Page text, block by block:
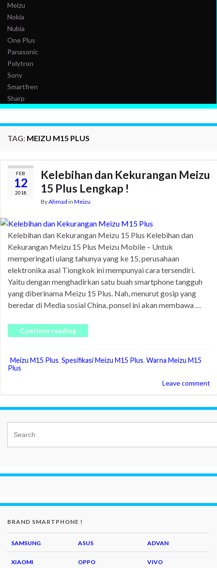
Meizu
Nokia
Nubia
One Plus
Panasonic
Polytron
Sony
Smartfren
Sharp
TAG: MEIZU M15 PLUS
FEB
12
2018
Kelebihan dan Kekurangan Meizu
15 Plus Lengkap !
ByAhmad in Meizu
Kelebihan dan Kekurangan Meizu 15 Plus Kelebihan dan
Kekurangan Meizu 15 Plus Meizu Mobile – Untuk
memperingati ulang tahunya yang ke 15, perusahaan
elektronika asal Tiongkok ini mempunyai cara tersendiri.
Yaitu dengan menghadirkan satu buah smartphone tangguh
yang diberinama Meizu 15 Plus. Nah, menurut gosip yang
beredar di Media sosial China, ponsel ini akan membawa …
Continue reading
Meizu M15 Plus, Spesifikasi Meizu M15 Plus, Warna Meizu M15
Plus
Leave comment
BRAND SMARTPHONE !
SAMSUNG ASUS ADVAN
XIAOMI OPPO VIVO